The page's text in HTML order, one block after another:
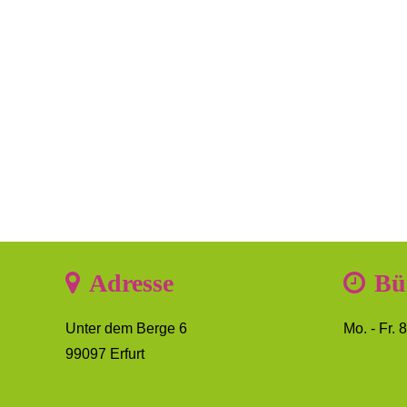
Adresse
Unter dem Berge 6
99097 Erfurt
Mo. - Fr.